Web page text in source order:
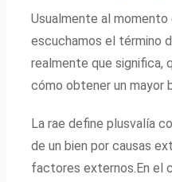
Usualmente al momento
escuchamos el término
realmente que significa,
cómo obtener un mayor
La rae define plusvalía
de un bien por causas
factores externos.En el